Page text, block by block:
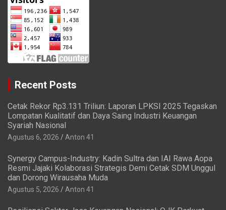
Recent Posts
Cetak Rekor Rp3.131 Triliun: Laporan LPKSI 2025 Tegaskan
Lompatan Kualitatif dan Daya Saing Industri Keuangan
Syariah Nasional
Agustus 6, 2026 Anton 41
Synergy Campus-Industry: Kadin Sultra dan IAI Rawa Aopa
Resmi Jajaki Kolaborasi Strategis Demi Cetak SDM Unggul
dan Dorong Wirausaha Muda
Agustus 5, 2026 Anton 41